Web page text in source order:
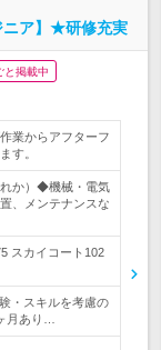
ニア】★研修充実
と掲載中
業からアフターフ
す。
か）◆機械・電気
、メンテナンスな
スカイコート102
・スキルを考慮の
月あり…